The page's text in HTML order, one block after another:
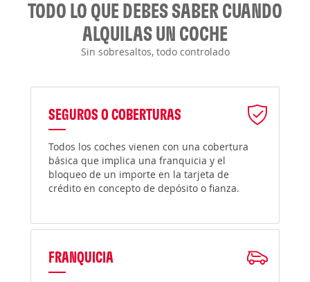
TODO LO QUE DEBES SABER CUANDO
ALQUILAS UN COCHE
Sin sobresaltos, todo controlado
SEGUROS O COBERTURAS
Todos los coches vienen con una cobertura
básica que implica una franquicia y el
bloqueo de un importe en la tarjeta de
crédito en concepto de depósito o fianza.
FRANQUICIA